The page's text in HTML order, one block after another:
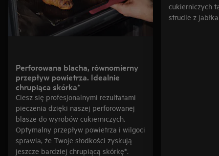
Perforowana blacha, równomierny
przepływ powietrza. Idealnie
chrupiąca skórka*
Ciesz się profesjonalnymi rezultatami
pieczenia dzięki naszej perforowanej
blasze do wyrobów cukierniczych.
Optymalny przepływ powietrza i wilgoci
sprawia, że Twoje słodkości zyskują
jeszcze bardziej chrupiącą skórkę*.
cukierniczych
strudle z